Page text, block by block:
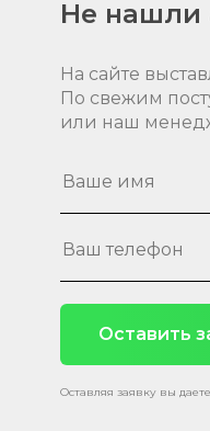
Не нашли
На сайте
По свежим
или наш
Оставить
Оставляя заявку вы